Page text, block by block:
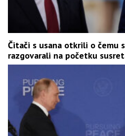
Čitači s usana otkrili o čemu
razgovarali na početku